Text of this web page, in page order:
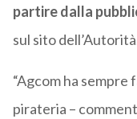
partire dalla
sul sito
“Agcom ha
pirateria –